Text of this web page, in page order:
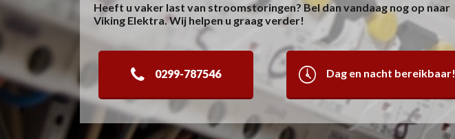
Heeft u vaker last van stroomstoringen? Bel dan vandaag nog op naar
Viking Elektra. Wij helpen u graag verder!
0299-787546 Dag en nacht bereikbaar!